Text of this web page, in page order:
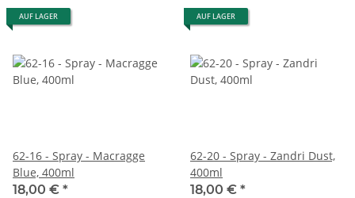
AUF LAGER
62-16 - Spray - Macragge
Blue, 400ml
18,00 € *
AUF LAGER
62-20 - Spray - Zandri Dust,
400ml
18,00 € *